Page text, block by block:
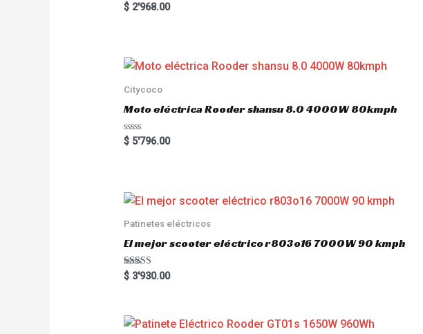
R
a
o
u
o
f
5
$2'968.00
Citycoco
Moto eléctrica Rooder shansu 8.0 4000W 80kmph
R
a
o
u
o
f
5
$5'796.00
Patinetes eléctricos
El mejor scooter eléctrico r803o16 7000W 90 kmph
Rated
5.00
$3'930.00